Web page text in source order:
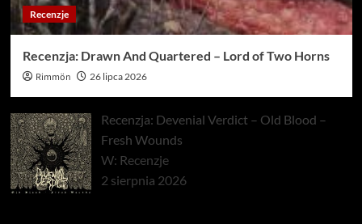
Recenzje
Recenzja: Drawn And Quartered – Lord of Two Horns
Rimmön 26 lipca 2026
Recenzja: Devenial Verdict – Old Blood –
Fresh Wounds
W: Recenzje
2 sierpnia 2026